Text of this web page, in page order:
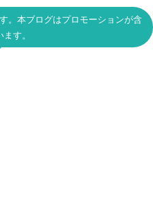
。本ブログはプロモーションが含
す。